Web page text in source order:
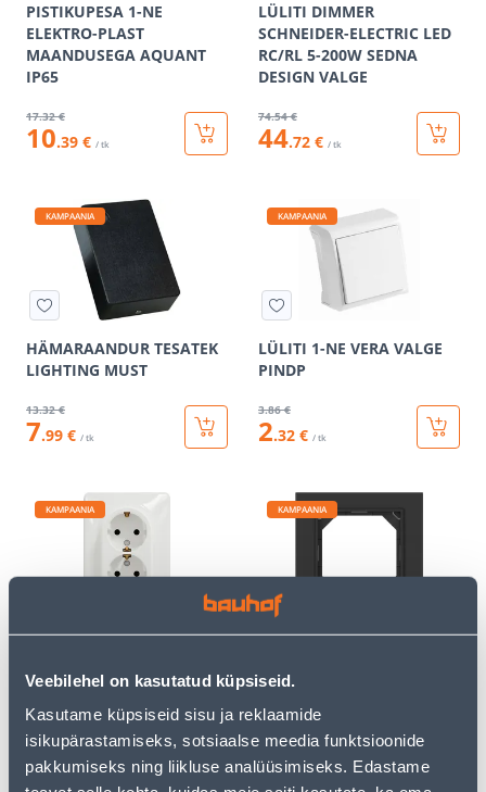
Veebilehel on kasutatud küpsiseid.
Kasutame küpsiseid sisu ja reklaamide
isikupärastamiseks, sotsiaalse meedia funktsioonide
pakkumiseks ning liikluse analüüsimiseks. Edastame
PISTIKUPESA 1-NE
ELEKTRO-PLAST
MAANDUSEGA AQUANT
IP65
17.32 €
10.39 € / tk
LÜLITI DIMMER
SCHNEIDER-ELECTRIC LED
RC/RL 5-200W SEDNA
DESIGN VALGE
74.54 €
44.72 € / tk
KAMPAANIA
HÄMARAANDUR TESATEK
LIGHTING MUST
13.32 €
7.99 € / tk
KAMPAANIA
LÜLITI 1-NE VERA VALGE
PINDP
3.86 €
2.32 € / tk
KAMPAANIA
PISTIKUPESA 2-NE M-GA
SEDNA DESIGN VALGE
10.66 €
6.40 €
KAMPAANIA
MONTAAZIRAAM 1-NE
1.99 €
1.19 €